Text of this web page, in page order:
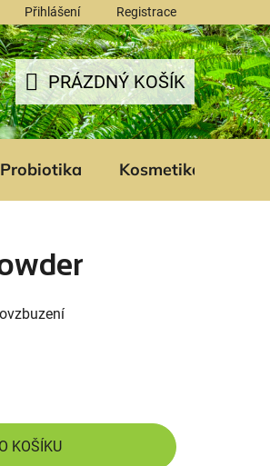
Přihlášení Registrace
NÁKUPNÍ
PRÁZDNÝ KOŠÍK
Probiotika Kosmetika
KOŠÍKU